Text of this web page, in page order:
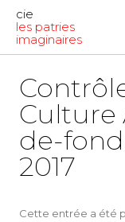
cie
les patries
imaginaires
Culture
de-
2017
Cette entrée a été